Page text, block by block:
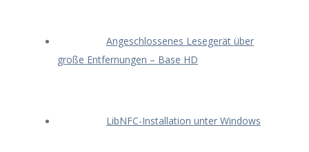
Angeschlossenes Lesegerät über
große Entfernungen – Base HD
LibNFC-Installation unter Windows